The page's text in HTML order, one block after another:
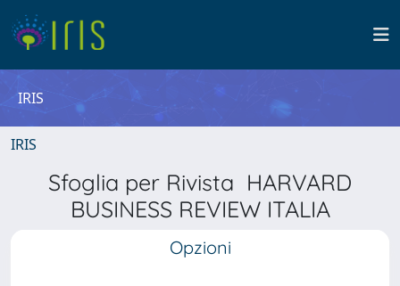
IRIS
IRIS
Sfoglia per Rivista HARVARD
BUSINESS REVIEW ITALIA
Opzioni